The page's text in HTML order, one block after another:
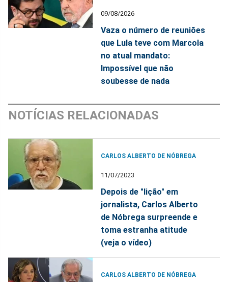
09/08/2026
Vaza o número de reuniões
que Lula teve com Marcola
no atual mandato:
Impossível que não
soubesse de nada
NOTÍCIAS RELACIONADAS
CARLOS ALBERTO DE NÓBREGA
11/07/2023
Depois de "lição" em
jornalista, Carlos Alberto
de Nóbrega surpreende e
toma estranha atitude
(veja o vídeo)
CARLOS ALBERTO DE NÓBREGA